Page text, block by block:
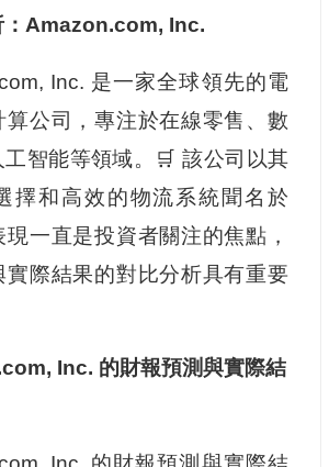
：Amazon.com, Inc.
Inc. 是一家全球領先的電
算公司，專注於在線零售、數
智能等領域。🛒 該公司以其
擇和高效的物流系統聞名於
一直是投資者關注的焦點，
實際結果的對比分析具有重要
Inc. 的財報預測與實際結